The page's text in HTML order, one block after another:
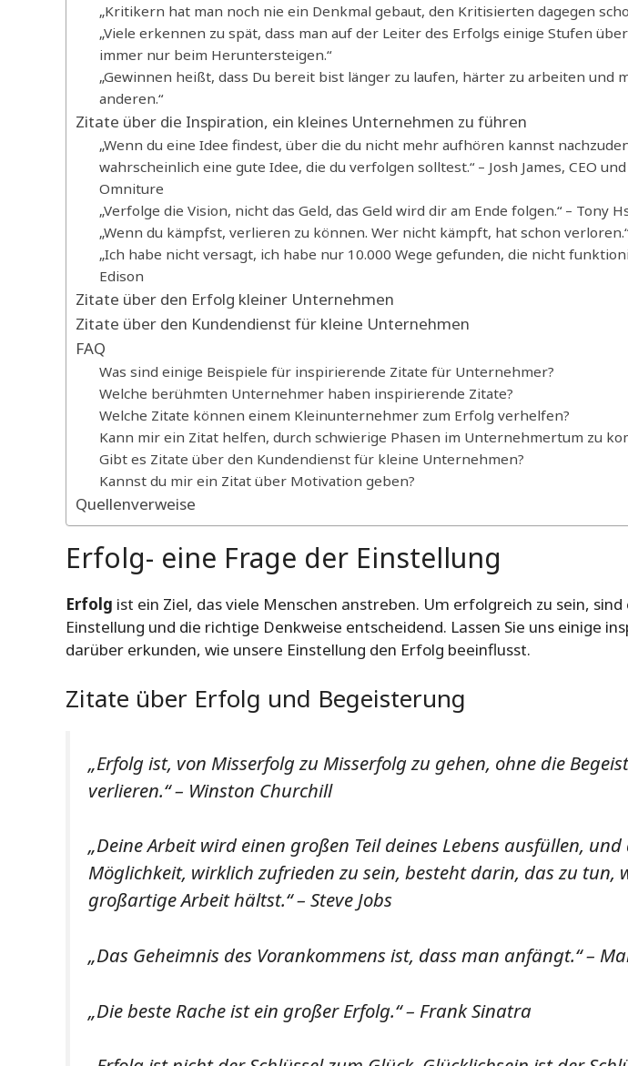
„Kritikern hat man noch nie ein Denkmal gebaut, den Kritisierten dagegen
„Viele erkennen zu spät, dass man auf der Leiter des Erfolgs einige Stufen
immer nur beim Heruntersteigen.“
„Gewinnen heißt, dass Du bereit bist länger zu laufen, härter zu arbeiten und
anderen.“
Zitate über die Inspiration, ein kleines Unternehmen zu führen
„Wenn du eine Idee findest, über die du nicht mehr aufhören kannst
wahrscheinlich eine gute Idee, die du verfolgen solltest.“ – Josh James, CEO
Omniture
„Verfolge die Vision, nicht das Geld, das Geld wird dir am Ende folgen.“ – Tony
„Wenn du kämpfst, verlieren zu können. Wer nicht kämpft, hat schon
„Ich habe nicht versagt, ich habe nur 10.000 Wege gefunden, die nicht
Edison
Zitate über den Erfolg kleiner Unternehmen
Zitate über den Kundendienst für kleine Unternehmen
FAQ
Was sind einige Beispiele für inspirierende Zitate für Unternehmer?
Welche berühmten Unternehmer haben inspirierende Zitate?
Welche Zitate können einem Kleinunternehmer zum Erfolg verhelfen?
Kann mir ein Zitat helfen, durch schwierige Phasen im Unternehmertum zu
Gibt es Zitate über den Kundendienst für kleine Unternehmen?
Kannst du mir ein Zitat über Motivation geben?
Quellenverweise
Erfolg- eine Frage der Einstellung
Erfolg ist ein Ziel, das viele Menschen anstreben. Um erfolgreich zu sein,
Einstellung und die richtige Denkweise entscheidend. Lassen Sie uns einige
darüber erkunden, wie unsere Einstellung den Erfolg beeinflusst.
Zitate über Erfolg und Begeisterung
„Erfolg ist, von Misserfolg zu Misserfolg zu gehen, ohne die
verlieren.“ – Winston Churchill
„Deine Arbeit wird einen großen Teil deines Lebens ausfüllen, und
Möglichkeit, wirklich zufrieden zu sein, besteht darin, das zu tun,
großartige Arbeit hältst.“ – Steve Jobs
„Das Geheimnis des Vorankommens ist, dass man anfängt.“ –
„Die beste Rache ist ein großer Erfolg.“ – Frank Sinatra